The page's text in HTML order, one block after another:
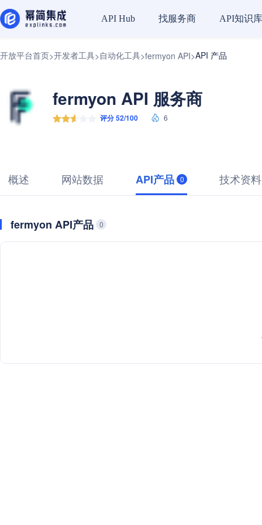
API Hub 找服务商 API知识库
开放平台首页>开发者工具>自动化工具>fermyon API>API 产品
fermyon API 服务商
评分 52/100 6
概述 网站数据 API产品 0 技术资料
fermyon API产品 0